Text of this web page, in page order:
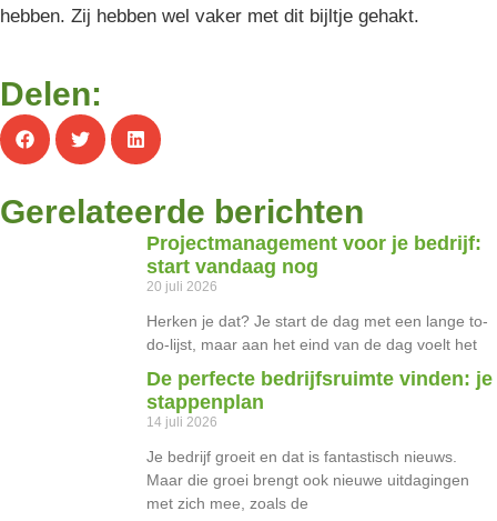
hebben. Zij hebben wel vaker met dit bijltje gehakt.
Delen:
Gerelateerde berichten
Projectmanagement voor je bedrijf:
start vandaag nog
20 juli 2026
Herken je dat? Je start de dag met een lange to-
do-lijst, maar aan het eind van de dag voelt het
De perfecte bedrijfsruimte vinden: je
stappenplan
14 juli 2026
Je bedrijf groeit en dat is fantastisch nieuws.
Maar die groei brengt ook nieuwe uitdagingen
met zich mee, zoals de